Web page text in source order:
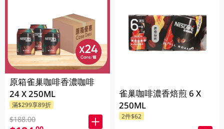
原箱雀巢咖啡香濃咖啡
24 X 250ML
滿$299享89折
$188.00
雀巢咖啡濃香焙煎 6 X
250ML
2件$62